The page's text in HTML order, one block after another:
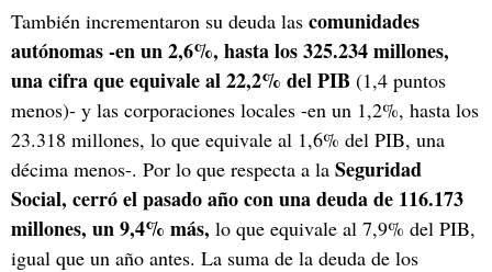
También incrementaron su deuda las comunidades
autónomas -en un 2,6%, hasta los 325.234 millones,
una cifra que equivale al 22,2% del PIB (1,4 puntos
menos)- y las corporaciones locales -en un 1,2%, hasta los
23.318 millones, lo que equivale al 1,6% del PIB, una
décima menos-. Por lo que respecta a la Seguridad
Social, cerró el pasado año con una deuda de 116.173
millones, un 9,4% más, lo que equivale al 7,9% del PIB,
igual que un año antes. La suma de la deuda de los